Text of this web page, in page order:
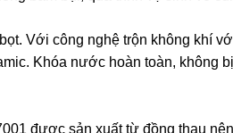
Với công nghệ trộn không khí
Khóa nước hoàn toàn, không
được sản xuất từ đồng thau